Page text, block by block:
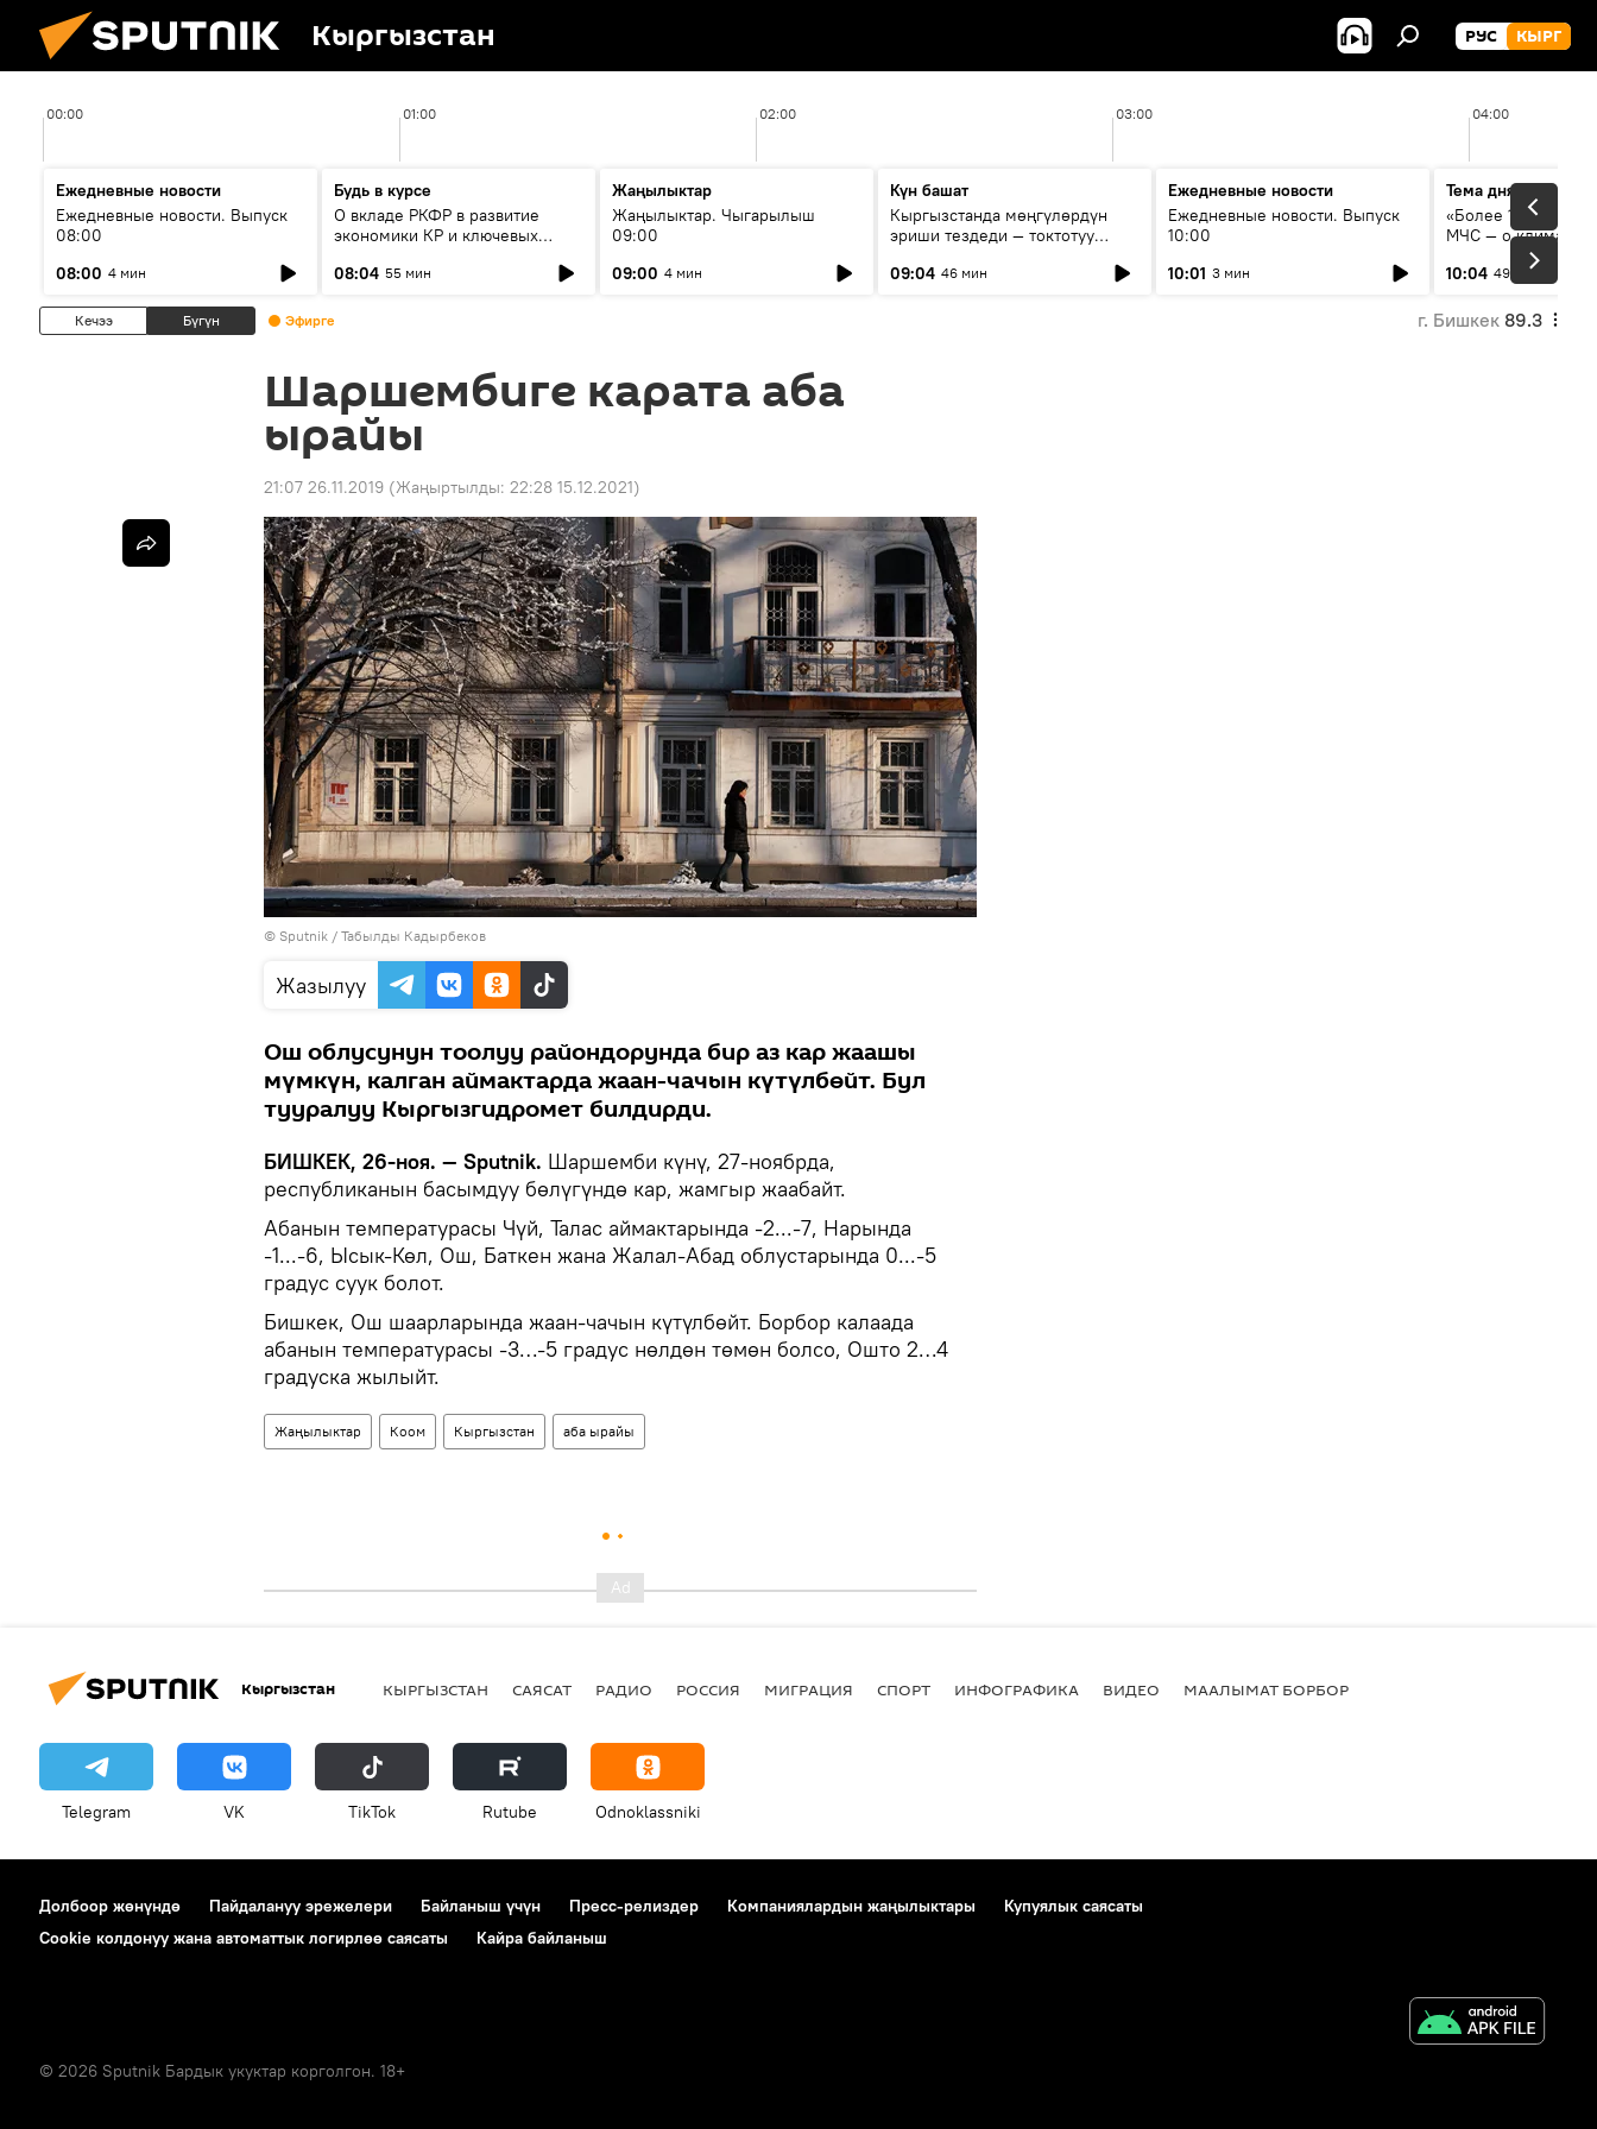
Кыргызстан РУС КЫРГ
00:00 01:00 02:00 03:00 04:00
Ежедневные новости
Ежедневные новости. Выпуск
08:00
08:00 4 мин
Будь в курсе
О вкладе РКФР в развитие
экономики КР и ключевых
08:04 55 мин
Жаңылыктар
Жаңылыктар. Чыгарылыш
09:00
09:00 4 мин
Күн башат
Кыргызстанда мөңгүлөрдүн
эриши тездеди — токтотуу
09:04 46 мин
Ежедневные новости
Ежедневные новости. Выпуск
10:00
10:01 3 мин
Тема дня
«Более 1200 сёл в
МЧС — о климате,
системе
населения
10:04 49 мин
Кечээ Бүгүн Эфирге г. Бишкек 89.3
Шаршембиге карата аба
ырайы
21:07 26.11.2019 (Жаңыртылды: 22:28 15.12.2021)
© Sputnik / Табылды Кадырбеков
Жазылуу
Ош облусунун тоолуу райондорунда бир аз кар жаашы
мүмкүн, калган аймактарда жаан-чачын күтүлбөйт. Бул
тууралуу Кыргызгидромет билдирди.
БИШКЕК, 26-ноя. — Sputnik. Шаршемби күнү, 27-ноябрда,
республиканын басымдуу бөлүгүндө кар, жамгыр жаабайт.
Абанын температурасы Чүй, Талас аймактарында -2...-7, Нарында
-1...-6, Ысык-Көл, Ош, Баткен жана Жалал-Абад облустарында 0...-5
градус суук болот.
Бишкек, Ош шаарларында жаан-чачын күтүлбөйт. Борбор калаада
абанын температурасы -3…-5 градус нөлдөн төмөн болсо, Ошто 2…4
градуска жылыйт.
Жаңылыктар Коом Кыргызстан аба ырайы
Кыргызстан КЫРГЫЗСТАН САЯСАТ РАДИО РОССИЯ МИГРАЦИЯ СПОРТ ИНФОГРАФИКА ВИДЕО МААЛЫМАТ БОРБОР
Telegram VK ТikТоk Rutube Odnoklassniki
Долбоор жөнүндө Пайдалануу эрежелери Байланыш үчүн Пресс-релиздер Компаниялардын жаңылыктары
Купуялык саясаты
Cookie колдонуу жана автоматтык логирлөө саясаты
Кайра байланыш
© 2026 Sputnik Бардык укуктар корголгон. 18+